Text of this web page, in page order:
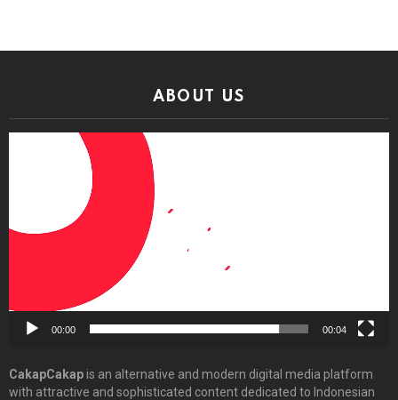
ABOUT US
00:00 00:04
CakapCakapis an alternative and modern digital media platform
with attractive and sophisticated content dedicated to Indonesian